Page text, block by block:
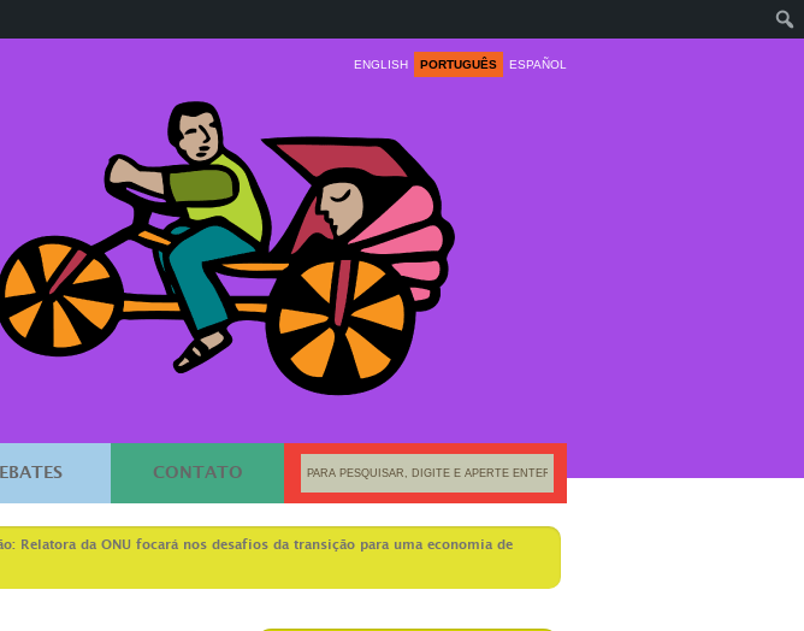
ENGLISH PORTUGUÊS ESPAÑOL
CONTATO
Relatora da ONU focará nos desafios da transição para uma economia de